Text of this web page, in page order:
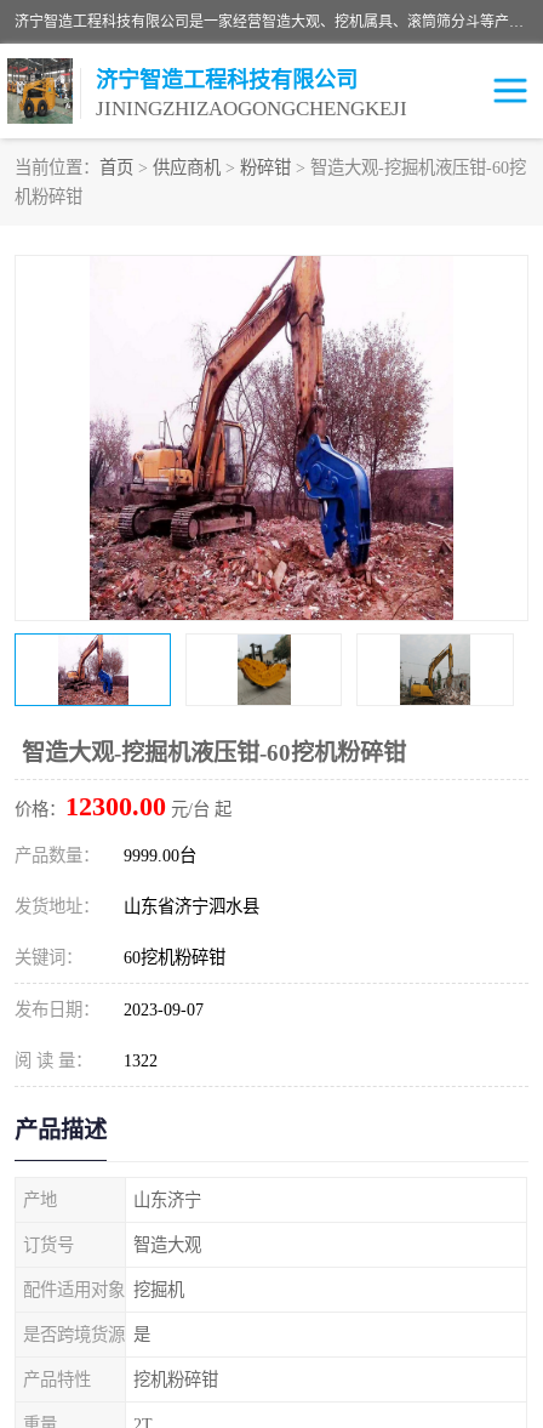
济宁智造工程科技有限公司是一家经营智造大观、挖机属具、滚筒筛分斗等产品的滑移装载机厂家。济宁智造工程科技有限公司奉行以质量赢得用户，诚信为本，互利共赢的宗旨，依靠雄厚的技术力量，科学的管理制度，先进的加工检测设备，始终坚持以客户为中心，免费咨询！
济宁智造工程科技有限公司
JININGZHIZAOGONGCHENGKEJI
当前位置： 首页 > 供应商机 > 粉碎钳 > 智造大观-挖掘机液压钳-60挖
机粉碎钳
智造大观-挖掘机液压钳-60挖机粉碎钳
价格： 12300.00 元/台 起
产品数量： 9999.00台
发货地址： 山东省济宁泗水县
关键词： 60挖机粉碎钳
发布日期： 2023-09-07
阅 读 量： 1322
产品描述
产地 山东济宁
订货号 智造大观
配件适用对象 挖掘机
是否跨境货源 是
产品特性 挖机粉碎钳
振动夯
移动破碎机
粉碎钳
土壤修复
铣刨机 开沟机
伐木机 破碎机
打桩机 压路机
枕木机 滑移装载机
清扫器
挖树机 拓荒机
滚筒筛
挖掘机破碎斗